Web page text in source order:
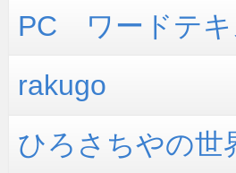
PC ワードテキ
rakugo
ひろさちやの世